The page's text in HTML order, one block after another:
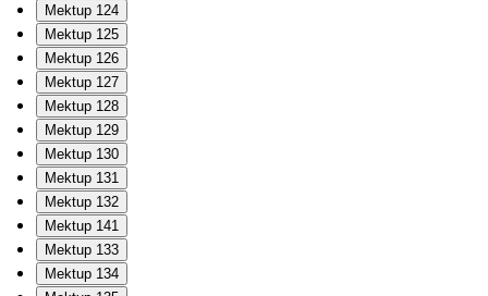
Mektup 124
Mektup 125
Mektup 126
Mektup 127
Mektup 128
Mektup 129
Mektup 130
Mektup 131
Mektup 132
Mektup 141
Mektup 133
Mektup 134